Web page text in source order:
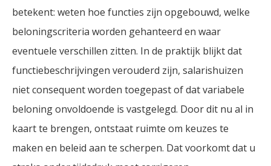
betekent: weten hoe functies zijn opgebouwd, welke
beloningscriteria worden gehanteerd en waar
eventuele verschillen zitten. In de praktijk blijkt dat
functiebeschrijvingen verouderd zijn, salarishuizen
niet consequent worden toegepast of dat variabele
beloning onvoldoende is vastgelegd. Door dit nu al in
kaart te brengen, ontstaat ruimte om keuzes te
maken en beleid aan te scherpen. Dat voorkomt dat u